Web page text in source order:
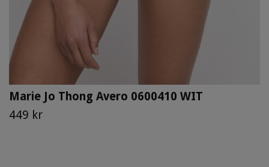
Marie Jo Thong Avero 0600410 WIT
449 kr